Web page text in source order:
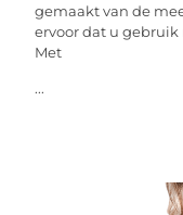
gemaakt van de
ervoor dat u
Met
...